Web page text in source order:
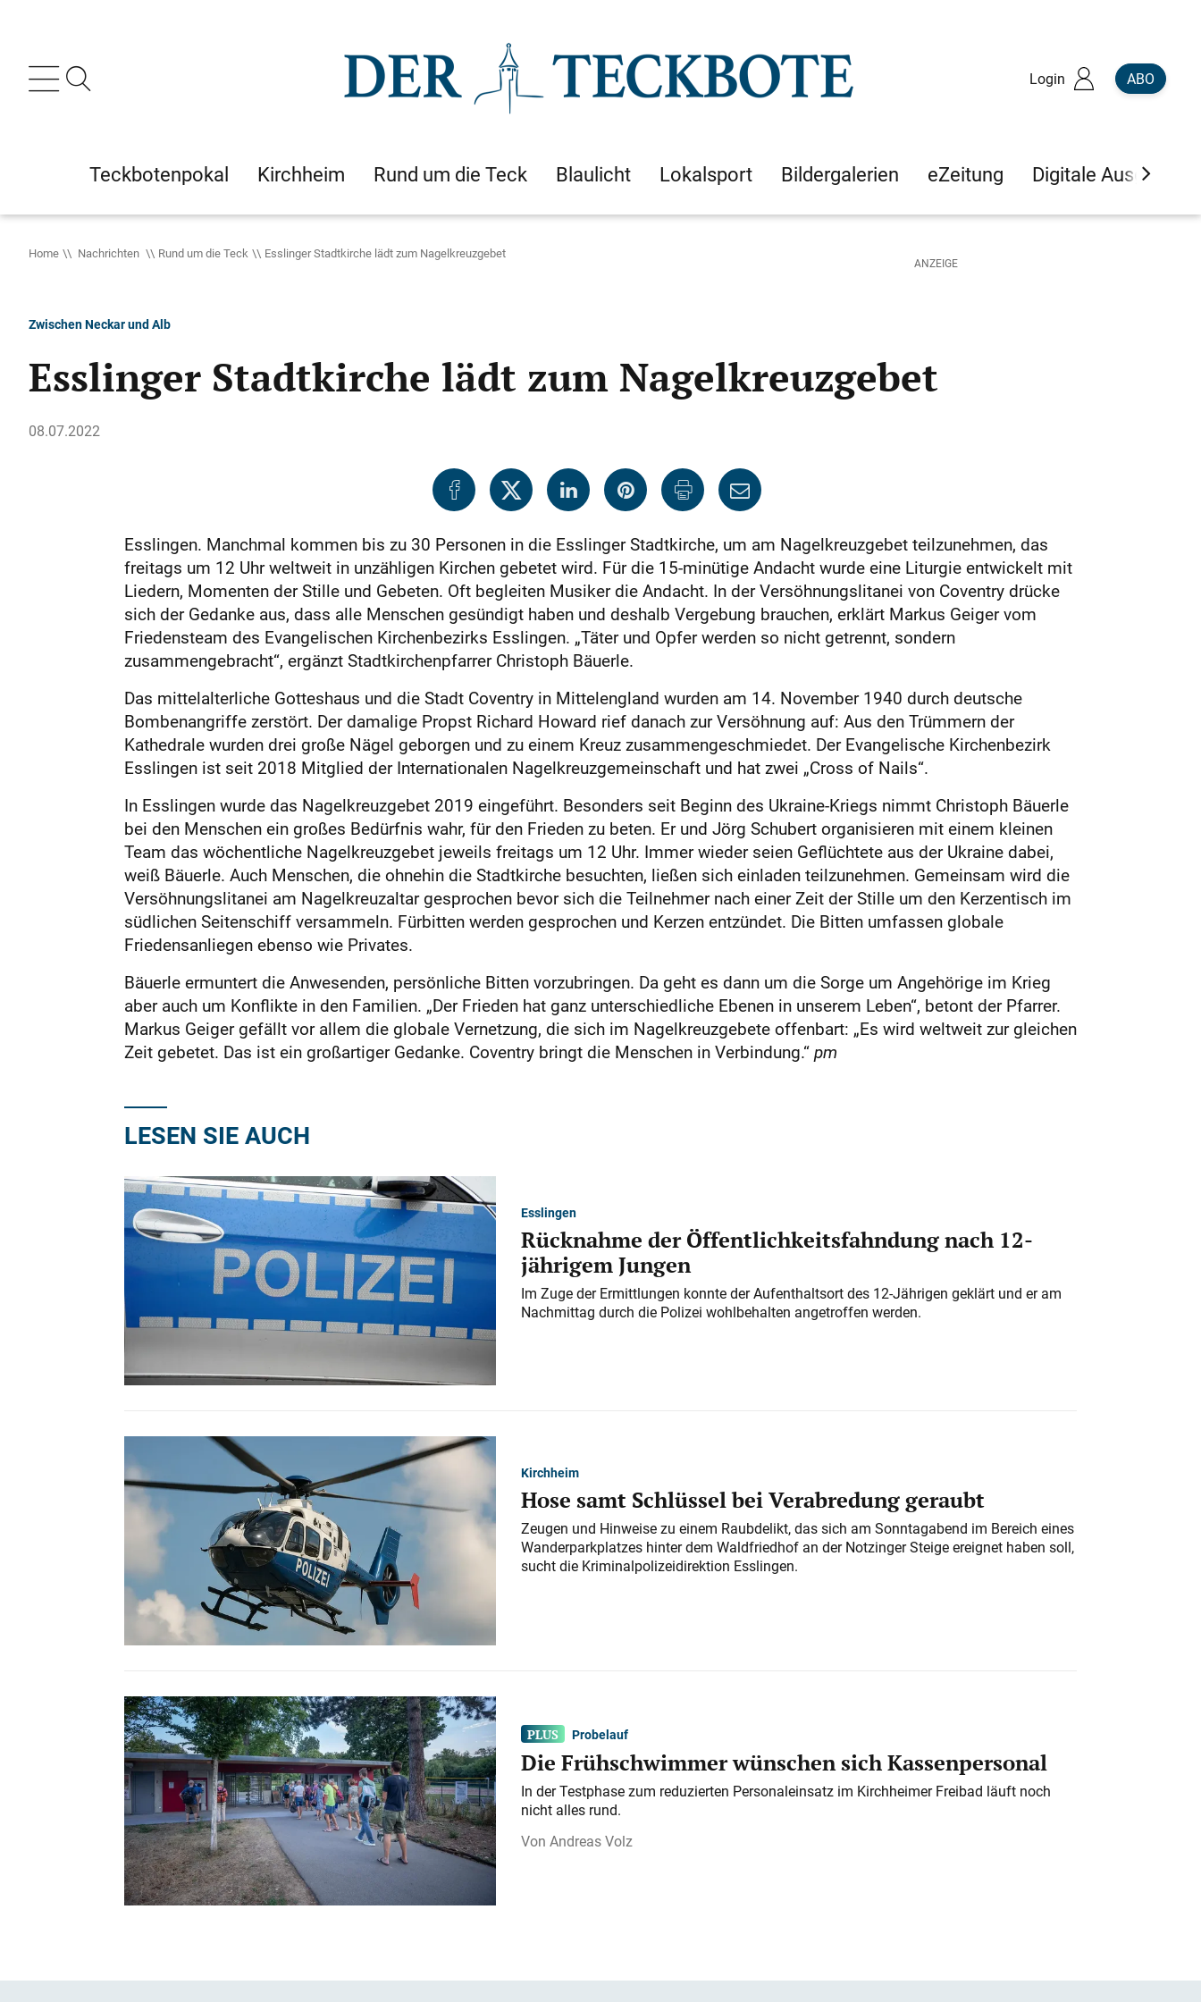
Login ABO
Teckbotenpokal Kirchheim Rund um die Teck Blaulicht Lokalsport Bildergalerien eZeitung Digitale Ausgaben
Home Nachrichten Rund um die Teck Esslinger Stadtkirche lädt zum Nagelkreuzgebet
Zwischen Neckar und Alb
Esslinger Stadtkirche lädt zum Nagelkreuzgebet
08.07.2022
Esslingen. Manchmal kommen bis zu 30 Personen in die Esslinger Stadtkirche, um am Nagelkreuzgebet teilzunehmen, das
freitags um 12 Uhr weltweit in unzähligen Kirchen gebetet wird. Für die 15-minütige Andacht wurde eine Liturgie entwickelt mit
Liedern, Momenten der Stille und Gebeten. Oft begleiten Musiker die Andacht. In der Versöhnungslitanei von Coventry drücke
sich der Gedanke aus, dass alle Menschen gesündigt haben und deshalb Vergebung brauchen, erklärt Markus Geiger vom
Friedensteam des Evangelischen Kirchenbezirks Esslingen. „Täter und Opfer werden so nicht getrennt, sondern
zusammengebracht“, ergänzt Stadtkirchenpfarrer Christoph Bäuerle.
Das mittelalterliche Gotteshaus und die Stadt Coventry in Mittelengland wurden am 14. November 1940 durch deutsche
Bombenangriffe zerstört. Der damalige Propst Richard Howard rief danach zur Versöhnung auf: Aus den Trümmern der
Kathedrale wurden drei große Nägel geborgen und zu einem Kreuz zusammengeschmiedet. Der Evangelische Kirchenbezirk
Esslingen ist seit 2018 Mitglied der Internationalen Nagelkreuzgemeinschaft und hat zwei „Cross of Nails“.
In Esslingen wurde das Nagelkreuzgebet 2019 eingeführt. Besonders seit Beginn des Ukraine-Kriegs nimmt Christoph Bäuerle
bei den Menschen ein großes Bedürfnis wahr, für den Frieden zu beten. Er und Jörg Schubert organisieren mit einem kleinen
Team das wöchentliche Nagelkreuzgebet jeweils freitags um 12 Uhr. Immer wieder seien Geflüchtete aus der Ukraine dabei,
weiß Bäuerle. Auch Menschen, die ohnehin die Stadtkirche besuchten, ließen sich einladen teilzunehmen. Gemeinsam wird die
Versöhnungslitanei am Nagelkreuzaltar gesprochen bevor sich die Teilnehmer nach einer Zeit der Stille um den Kerzentisch im
südlichen Seitenschiff versammeln. Fürbitten werden gesprochen und Kerzen entzündet. Die Bitten umfassen globale
Friedensanliegen ebenso wie Privates.
Bäuerle ermuntert die Anwesenden, persönliche Bitten vorzubringen. Da geht es dann um die Sorge um Angehörige im Krieg
aber auch um Konflikte in den Familien. „Der Frieden hat ganz unterschiedliche Ebenen in unserem Leben“, betont der Pfarrer.
Markus Geiger gefällt vor allem die globale Vernetzung, die sich im Nagelkreuzgebete offenbart: „Es wird weltweit zur gleichen
Zeit gebetet. Das ist ein großartiger Gedanke. Coventry bringt die Menschen in Verbindung.“pm
LESEN SIE AUCH
Esslingen
Rücknahme der Öffentlichkeitsfahndung nach 12-
jährigem Jungen
Im Zuge der Ermittlungen konnte der Aufenthaltsort des 12-Jährigen geklärt und er am
Nachmittag durch die Polizei wohlbehalten angetroffen werden.
Kirchheim
Hose samt Schlüssel bei Verabredung geraubt
Zeugen und Hinweise zu einem Raubdelikt, das sich am Sonntagabend im Bereich eines
Wanderparkplatzes hinter dem Waldfriedhof an der Notzinger Steige ereignet haben soll,
sucht die Kriminalpolizeidirektion Esslingen.
Probelauf
Die Frühschwimmer wünschen sich Kassenpersonal
In der Testphase zum reduzierten Personaleinsatz im Kirchheimer Freibad läuft noch
nicht alles rund.
Andreas Volz